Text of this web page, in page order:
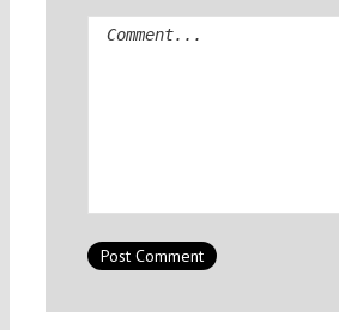
Comment